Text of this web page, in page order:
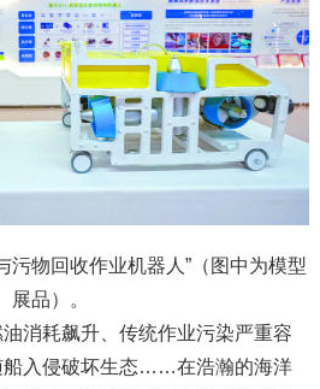
物回收作业机器人”（图中为模型
展品）。
耗飙升、传统作业污染严重容
船入侵破坏生态……在浩瀚的海洋